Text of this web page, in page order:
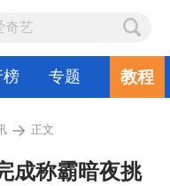
榜 专题 教程
→ 正文
成称霸暗夜挑